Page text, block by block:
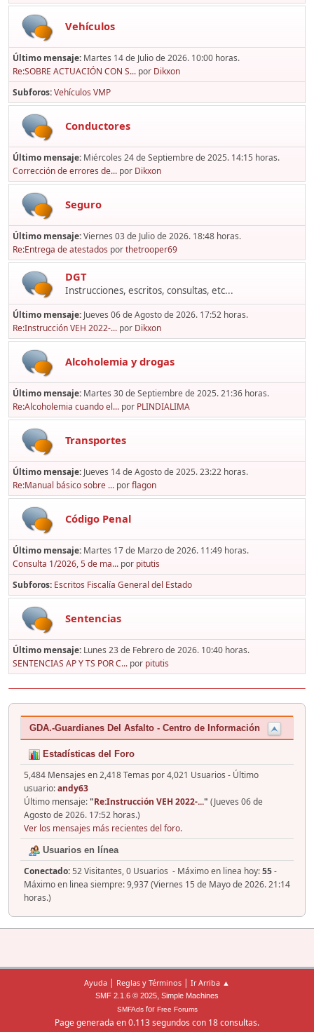
Vehículos
Último mensaje: Martes 14 de Julio de 2026. 10:00 horas.
Re:SOBRE ACTUACIÓN CON S... por Dikxon
Subforos Vehículos VMP
Conductores
Último mensaje: Miércoles 24 de Septiembre de 2025. 14:15 horas.
Corrección de errores de... por Dikxon
Seguro
Último mensaje:Viernes 03 de Julio de 2026. 18:48 horas.
Re:Entrega de atestados porthetrooper69
DGT
Instrucciones, escritos, consultas, etc...
Último mensaje: Jueves 06 de Agosto de 2026. 17:52 horas.
Re:Instrucción VEH 2022-... por Dikxon
Alcoholemia y drogas
Último mensaje: Martes 30 de Septiembre de 2025. 21:36 horas.
Re:Alcoholemia cuando el... por PLINDIALIMA
Transportes
Último mensaje: Jueves 14 de Agosto de 2025. 23:22 horas.
Re:Manual básico sobre ... porflagon
Código Penal
Último mensaje: Martes 17 de Marzo de 2026. 11:49 horas.
Consulta 1/2026, 5 de ma... por pitutis
Subforos Escritos Fiscalía General del Estado
Sentencias
Último mensaje: Lunes 23 de Febrero de 2026. 10:40 horas.
SENTENCIAS AP Y TS POR C... por pitutis
GDA.-Guardianes Del Asfalto - Centro de Información
Estadísticas del Foro
5,484 Mensajes en 2,418 Temas por 4,021 Usuarios - Último
usuario:andy63
Último mensaje:"Re:Instrucción VEH 2022-..." (Jueves 06 de
Agosto de 2026. 17:52 horas.)
Ver los mensajes más recientes del foro.
Usuarios en línea
Conectado:52 Visitantes, 0 Usuarios - Máximo en linea hoy:55-
Máximo en linea siempre: 9,937 (Viernes 15 de Mayo de 2026. 21:14
horas.)
Ayuda | Reglas y Términos | Ir Arriba ▲
SMF 2.1.6 © 2025, Simple Machines
SMFAdsfor Free Forums
Page generada en 0.113 segundos con 18 consultas.